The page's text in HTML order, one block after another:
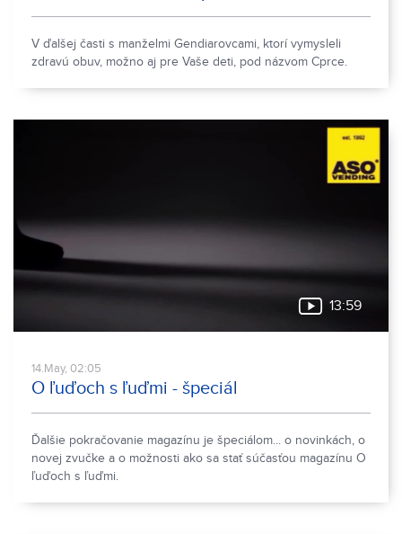
V ďalšej časti s manželmi Gendiarovcami, ktorí vymysleli
zdravú obuv, možno aj pre Vaše deti, pod názvom Cprce.
13:59
14.May, 02:05
O ľuďoch s ľuďmi - špeciál
Ďalšie pokračovanie magazínu je špeciálom... o novinkách, o
novej zvučke a o možnosti ako sa stať súčasťou magazínu O
ľuďoch s ľuďmi.